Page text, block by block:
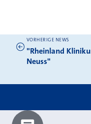
Weitere News
VORHERIGE NEWS
"Rheinland
Neuss"